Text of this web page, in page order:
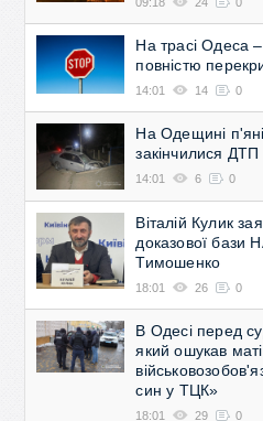
На трасі Одеса –
повністю
14:01 14 0
На Одещині п'яні
закінчилися ДТП
14:01 6 0
Віталій Кулик
доказової бази
Тимошенко
18:01 26 0
В Одесі перед
який ошукав
син у ТЦК»
18:01 29 0